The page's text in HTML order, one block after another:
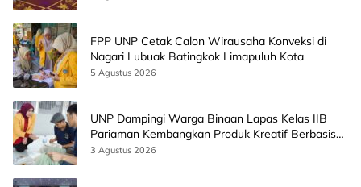
FPP UNP Cetak Calon Wirausaha Konveksi di
Nagari Lubuak Batingkok Limapuluh Kota
5 Agustus 2026
UNP Dampingi Warga Binaan Lapas Kelas IIB
Pariaman Kembangkan Produk Kreatif Berbasis
AI
3 Agustus 2026